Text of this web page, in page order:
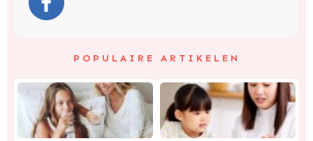
POPULAIRE ARTIKELEN